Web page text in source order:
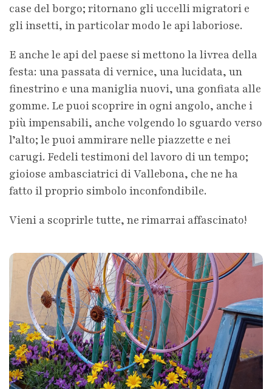
case del borgo; ritornano gli uccelli migratori e
gli insetti, in particolar modo le api laboriose.
E anche le api del paese si mettono la livrea della
festa: una passata di vernice, una lucidata, un
finestrino e una maniglia nuovi, una gonfiata alle
gomme. Le puoi scoprire in ogni angolo, anche i
più impensabili, anche volgendo lo sguardo verso
l’alto; le puoi ammirare nelle piazzette e nei
carugi. Fedeli testimoni del lavoro di un tempo;
gioiose ambasciatrici di Vallebona, che ne ha
fatto il proprio simbolo inconfondibile.
Vieni a scoprirle tutte, ne rimarrai affascinato!